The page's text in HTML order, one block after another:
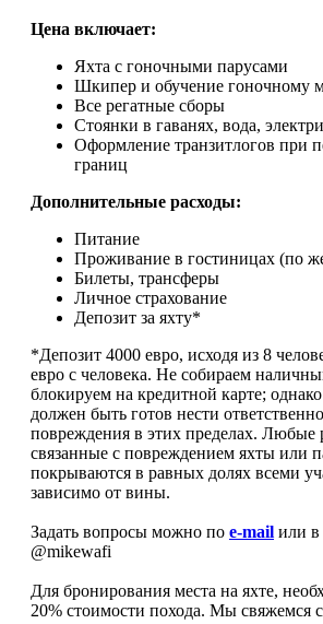
Цена включает:
Яхта с гоночными парусами
Шкипер и обучение гоночному
Все регатные сборы
Стоянки в гаванях, вода,
Оформление транзитлогов при
границ
Дополнительные расходы:
Питание
Проживание в гостиницах (по
Билеты, трансферы
Личное страхование
Депозит за яхту*
*Депозит 4000 евро, исходя из 8
евро с человека. Не собираем
блокируем на кредитной карте;
должен быть готов нести
повреждения в этих пределах. Любые
связанные с повреждением яхты или
покрываются в равных долях всеми
зависимо от вины.
Задать вопросы можно по e-mail или в
@mikewafi
Для бронирования места на яхте,
20% стоимости похода. Мы свяжемся